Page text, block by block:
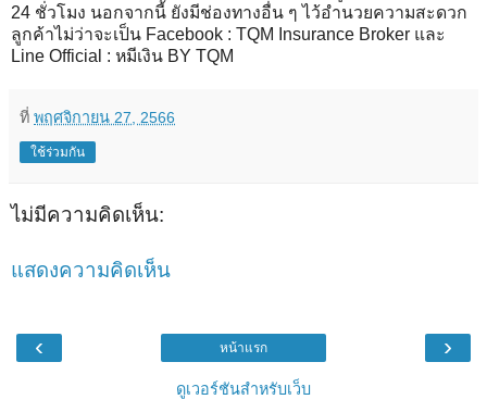
24 ชั่วโมง นอกจากนี้ ยังมีช่องทางอื่น ๆ ไว้อำนวยความสะดวก
ลูกค้าไม่ว่าจะเป็น Facebook : TQM Insurance Broker และ
Line Official : หมีเงิน BY TQM
ที่ พฤศจิกายน 27, 2566
ใช้ร่วมกัน
ไม่มีความคิดเห็น:
แสดงความคิดเห็น
‹ ›
หน้าแรก
ดูเวอร์ชันสำหรับเว็บ